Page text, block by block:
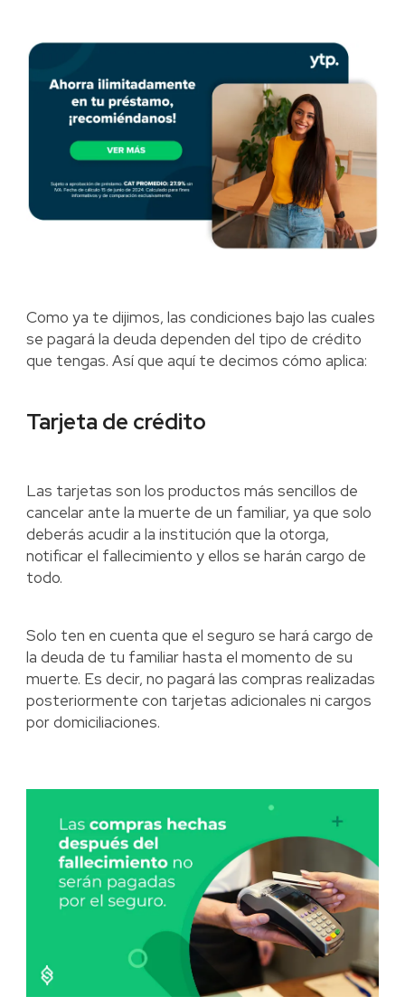
Como ya te dijimos, las condiciones bajo las cuales
se pagará la deuda dependen del tipo de crédito
que tengas. Así que aquí te decimos cómo aplica:
Tarjeta de crédito
Las tarjetas son los productos más sencillos de
cancelar ante la muerte de un familiar, ya que solo
deberás acudir a la institución que la otorga,
notificar el fallecimiento y ellos se harán cargo de
todo.
Solo ten en cuenta que el seguro se hará cargo de
la deuda de tu familiar hasta el momento de su
muerte. Es decir, no pagará las compras realizadas
posteriormente con tarjetas adicionales ni cargos
por domiciliaciones.